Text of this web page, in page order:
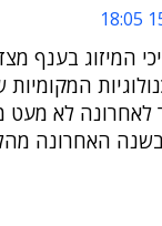
המיזוג בענף
לא מעט
האחרונה